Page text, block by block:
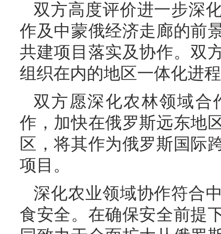
双方高度评价进一步深
作及中蒙俄经济走廊的前
共建项目落实及协作。双
组织在内的地区一体化进
双方愿深化农林领域合
作，加快在俄罗斯远东地
区，将其作为俄罗斯国际
项目。
深化农业领域协作符合
食安全。在确保安全前提